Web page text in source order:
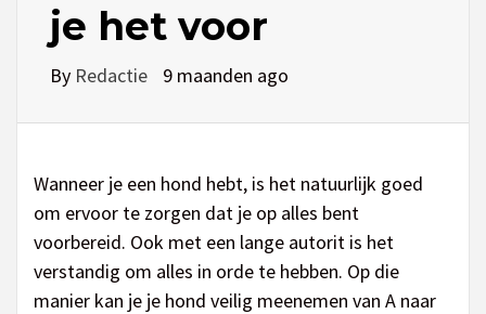
je het voor
By Redactie 9 maanden ago
Wanneer je een hond hebt, is het natuurlijk goed
om ervoor te zorgen dat je op alles bent
voorbereid. Ook met een lange autorit is het
verstandig om alles in orde te hebben. Op die
manier kan je je hond veilig meenemen van A naar